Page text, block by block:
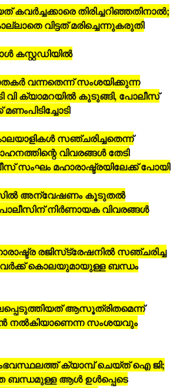
കവര്‍ച്ചക്കാരെ തിരിച്ചറിഞ്ഞതിനാല്‍;
വിട്ടത് മരിച്ചെന്നുകരുതി
കസ്റ്റഡിയില്‍
വന്നതെന്ന് സംശയിക്കുന്ന
വി ക്യാമറയില്‍ കുടുങ്ങി, പോലീസ്
സഞ്ചരിച്ചതെന്ന്
വിവരങ്ങള്‍ തേടി
സംഘം മഹാരാഷ്ട്രയിലേക്ക് പോയി
അന്വേഷണം കൂടുതല്‍
നിര്‍ണായക വിവരങ്ങള്‍
രജിസ്‌ട്രേഷനില്‍ സഞ്ചരിച്ച
കൊലയുമായുള്ള ബന്ധം
ആസൂത്രിതമെന്ന്
നല്‍കിയാണെന്ന സംശയവും
ക്യാമ്പ് ചെയ്ത് ഐ ജി;
ബന്ധമുള്ള ആള്‍ ഉള്‍പ്പെടെ